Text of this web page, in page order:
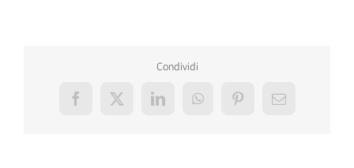
Condividi
Facebook
X LinkedInWhatsAppPinterestEmail